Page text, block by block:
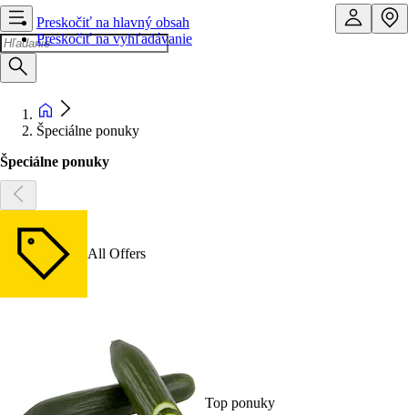
Preskočiť na hlavný obsah
Preskočiť na vyhľadávanie
Špeciálne ponuky
Špeciálne ponuky
All Offers
Top ponuky